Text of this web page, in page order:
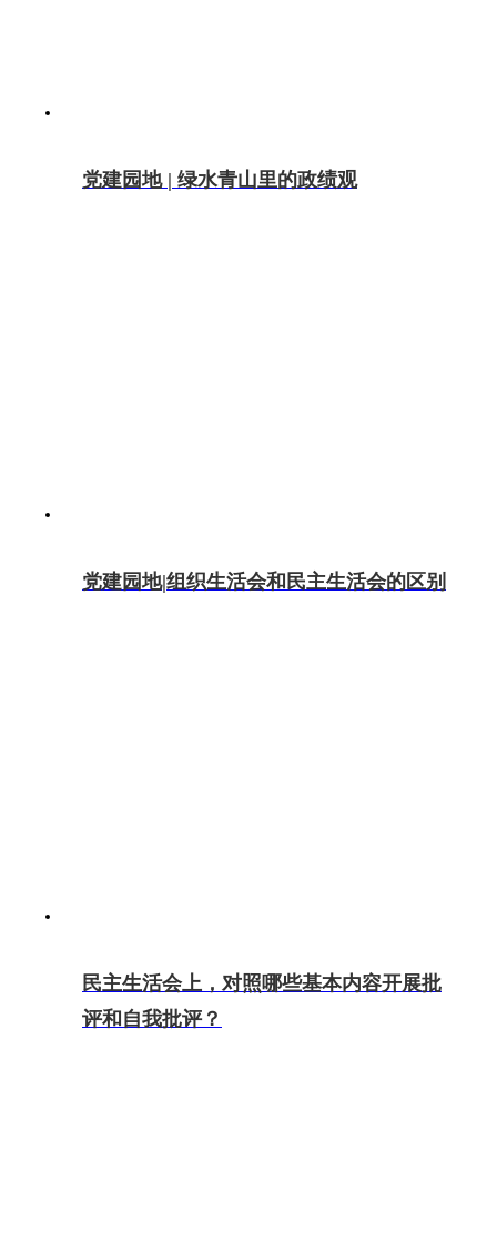
党建园地 | 绿水青山里的政绩观
党建园地|组织生活会和民主生活会的区别
民主生活会上，对照哪些基本内容开展批
评和自我批评？